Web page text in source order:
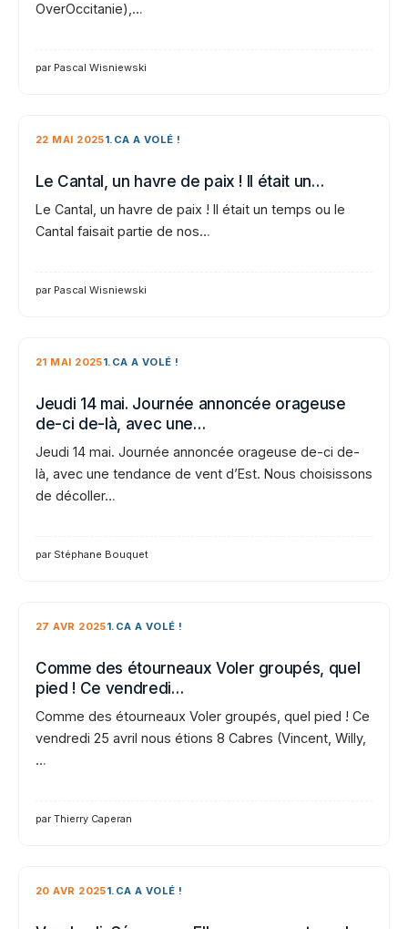
OverOccitanie),…
par Pascal Wisniewski
22 MAI 20251.CA A VOLÉ !
Le Cantal, un havre de paix ! Il était un…
Le Cantal, un havre de paix ! Il était un temps ou le
Cantal faisait partie de nos…
par Pascal Wisniewski
21 MAI 20251.CA A VOLÉ !
Jeudi 14 mai. Journée annoncée orageuse
de-ci de-là, avec une…
Jeudi 14 mai. Journée annoncée orageuse de-ci de-
là, avec une tendance de vent d’Est. Nous choisissons
de décoller…
par Stéphane Bouquet
27 AVR 20251.CA A VOLÉ !
Comme des étourneaux Voler groupés, quel
pied ! Ce vendredi…
Comme des étourneaux Voler groupés, quel pied ! Ce
vendredi 25 avril nous étions 8 Cabres (Vincent, Willy,
…
par Thierry Caperan
20 AVR 20251.CA A VOLÉ !